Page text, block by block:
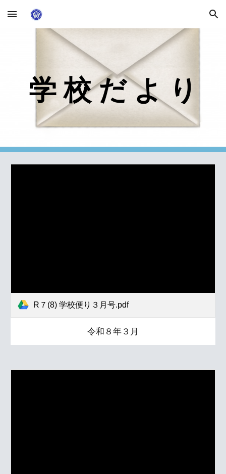
Skip to main content Skip to navigation
学 校 だ よ り
R７(8) 学校便り３月号.pdf
令和８年３月